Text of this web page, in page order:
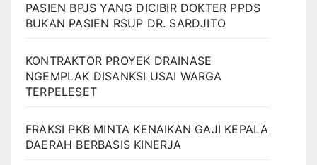
PASIEN BPJS YANG DICIBIR DOKTER PPDS
BUKAN PASIEN RSUP DR. SARDJITO
KONTRAKTOR PROYEK DRAINASE
NGEMPLAK DISANKSI USAI WARGA
TERPELESET
FRAKSI PKB MINTA KENAIKAN GAJI KEPALA
DAERAH BERBASIS KINERJA